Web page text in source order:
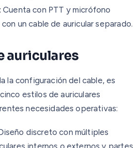
Cuenta con PTT y micrófono
un cable de auricular separado.
auriculares
la configuración del cable, es
estilos de auriculares
necesidades operativas:
discreto con múltiples
internos o externos y partes